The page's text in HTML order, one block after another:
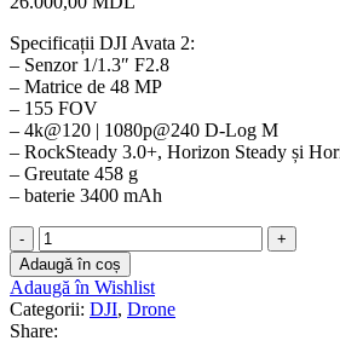
Specificații DJI Avata 2:
– Senzor 1/1.3″ F2.8
– Matrice de 48 MP
– 155 FOV
– 4k@120 | 1080p@240 D-Log M
– RockSteady 3.0+, Horizon Steady și
– Greutate 458 g
– baterie 3400 mAh
Cantitate
DJI
Avata
2
Fly
more
Adaugă în coș
Adaugă în Wishlist
Categorii: DJI, Drone
Share: